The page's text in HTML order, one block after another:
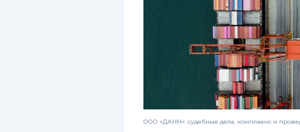
ООО «ДАНН»: судебные дела, комплаенс и